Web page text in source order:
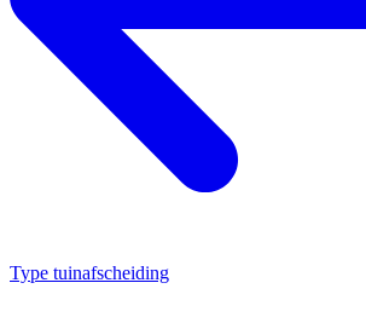
Type tuinafscheiding